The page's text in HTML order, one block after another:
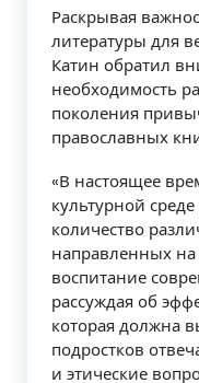
Раскрывая
литературы для
Катин обратил
необходимость
поколения
православных
«В настоящее
культурной
количество
направленных
воспитание
рассуждая об
которая должна
подростков
и этические